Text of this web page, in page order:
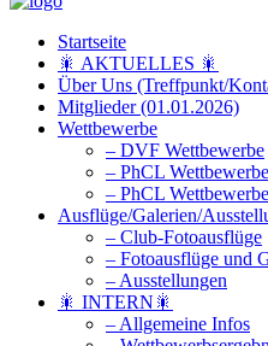
Startseite
🎇 AKTUELLES 🎇
Über Uns (Treffpunkt/
Mitglieder (01.01.2026)
Wettbewerbe
– DVF Wettbewerbe
– PhCL
– PhCL
Ausflüge/Galerien/
– Club-Fotoausflüge
– Fotoausflüge und
– Ausstellungen
🎇 INTERN🎇
– Allgemeine Infos